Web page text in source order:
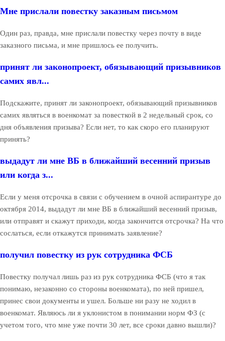
Мне прислали повестку заказным письмом
Один раз, правда, мне прислали повестку через почту в виде
заказного письма, и мне пришлось ее получить.
принят ли законопроект, обязывающий призывников
самих явл...
Подскажите, принят ли законопроект, обязывающий призывников
самих являться в военкомат за повесткой в 2 недельный срок, со
дня объявления призыва? Если нет, то как скоро его планируют
принять?
выдадут ли мне ВБ в ближайший весенний призыв
или когда з...
Если у меня отсрочка в связи с обучением в очной аспирантуре до
октября 2014, выдадут ли мне ВБ в ближайший весенний призыв,
или отправят и скажут приходи, когда закончится отсрочка? На что
сослаться, если откажутся принимать заявление?
получил повестку из рук сотрудника ФСБ
Повестку получал лишь раз из рук сотрудника ФСБ (что я так
понимаю, незаконно со стороны военкомата), по ней пришел,
принес свои документы и ушел. Больше ни разу не ходил в
военкомат. Являюсь ли я уклонистом в понимании норм ФЗ (с
учетом того, что мне уже почти 30 лет, все сроки давно вышли)?